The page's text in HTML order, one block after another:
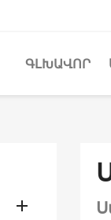
ԳԼԽԱՎՈՐ
